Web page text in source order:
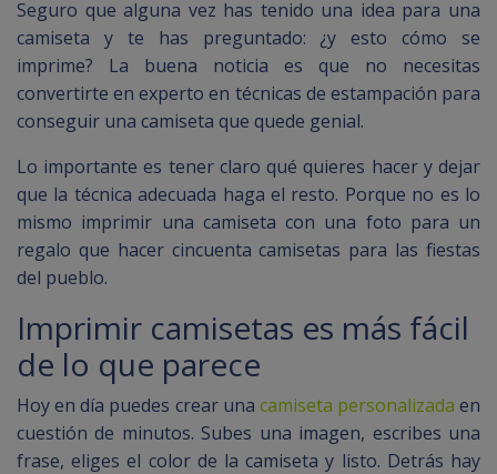
Seguro que alguna vez has tenido una idea para una
camiseta y te has preguntado: ¿y esto cómo se
imprime? La buena noticia es que no necesitas
convertirte en experto en técnicas de estampación para
conseguir una camiseta que quede genial.
Lo importante es tener claro qué quieres hacer y dejar
que la técnica adecuada haga el resto. Porque no es lo
mismo imprimir una camiseta con una foto para un
regalo que hacer cincuenta camisetas para las fiestas
del pueblo.
Imprimir camisetas es más fácil
de lo que parece
Hoy en día puedes crear una camiseta personalizada en
cuestión de minutos. Subes una imagen, escribes una
frase, eliges el color de la camiseta y listo. Detrás hay